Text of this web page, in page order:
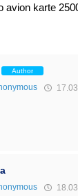
avion karte
Author